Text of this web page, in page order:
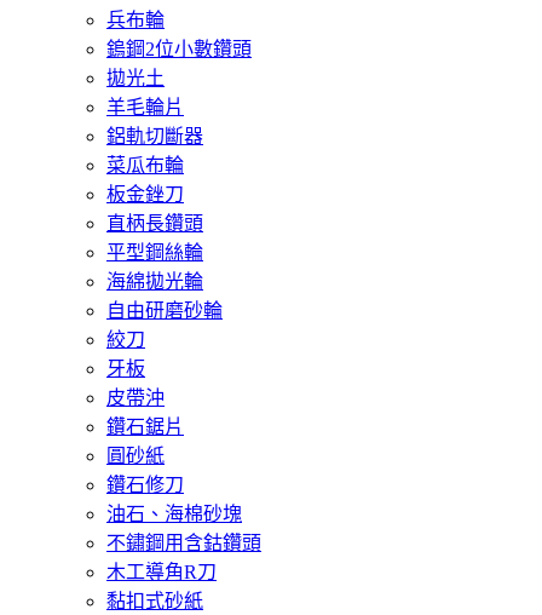
兵布輪
鎢鋼2位小數鑽頭
拋光土
羊毛輪片
鋁軌切斷器
菜瓜布輪
板金銼刀
直柄長鑽頭
平型鋼絲輪
海綿拋光輪
自由研磨砂輪
絞刀
牙板
皮帶沖
鑽石鋸片
圓砂紙
鑽石修刀
油石、海棉砂塊
不鏽鋼用含鈷鑽頭
木工導角R刀
黏扣式砂紙